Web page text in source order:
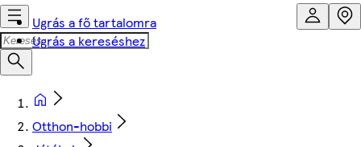
Ugrás a fő tartalomra
Ugrás a kereséshez
Otthon-hobbi